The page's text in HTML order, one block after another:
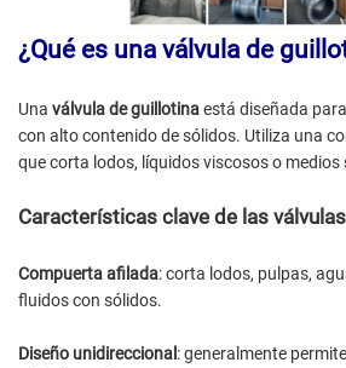
¿Qué es una válvula de
Una válvula de guillotinaestá diseñada
con alto contenido de sólidos. Utiliza una
que corta lodos, líquidos viscosos o medios
Características clave de las
Compuerta afilada: corta lodos, pulpas,
fluidos con sólidos.
Diseño unidireccional : generalmente